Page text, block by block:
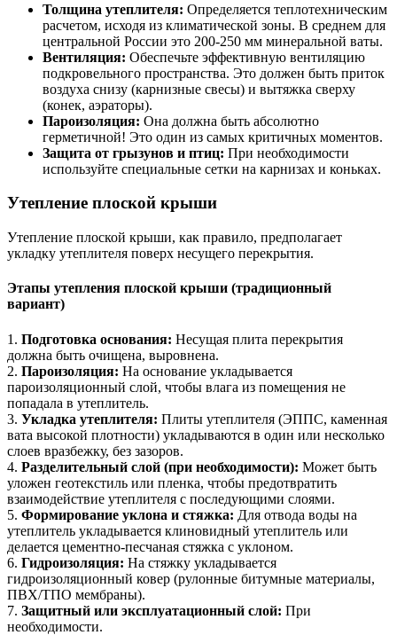
Толщина утеплителя: Определяется теплотехническим
расчетом, исходя из климатической зоны. В среднем для
центральной России это 200-250 мм минеральной ваты.
Вентиляция: Обеспечьте эффективную вентиляцию
подкровельного пространства. Это должен быть приток
воздуха снизу (карнизные свесы) и вытяжка сверху
(конек, аэраторы).
Пароизоляция: Она должна быть абсолютно
герметичной! Это один из самых критичных моментов.
Защита от грызунов и птиц: При необходимости
используйте специальные сетки на карнизах и коньках.
Утепление плоской крыши
Утепление плоской крыши, как правило, предполагает
укладку утеплителя поверх несущего перекрытия.
Этапы утепления плоской крыши (традиционный
вариант)
1. Подготовка основания: Несущая плита перекрытия
должна быть очищена, выровнена.
2. Пароизоляция: На основание укладывается
пароизоляционный слой, чтобы влага из помещения не
попадала в утеплитель.
3. Укладка утеплителя: Плиты утеплителя (ЭППС, каменная
вата высокой плотности) укладываются в один или несколько
слоев вразбежку, без зазоров.
4. Разделительный слой (при необходимости): Может быть
уложен геотекстиль или пленка, чтобы предотвратить
взаимодействие утеплителя с последующими слоями.
5. Формирование уклона и стяжка: Для отвода воды на
утеплитель укладывается клиновидный утеплитель или
делается цементно-песчаная стяжка с уклоном.
6. Гидроизоляция: На стяжку укладывается
гидроизоляционный ковер (рулонные битумные материалы,
ПВХ/ТПО мембраны).
7. Защитный или эксплуатационный слой: При
необходимости.